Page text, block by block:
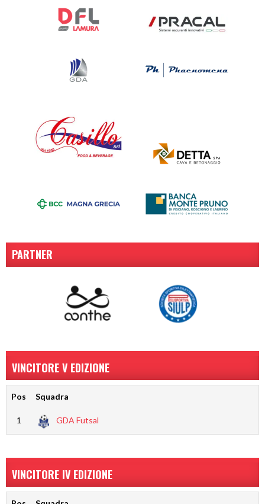
PARTNER
VINCITORE V EDIZIONE
Pos Squadra
1 GDA Futsal
VINCITORE IV EDIZIONE